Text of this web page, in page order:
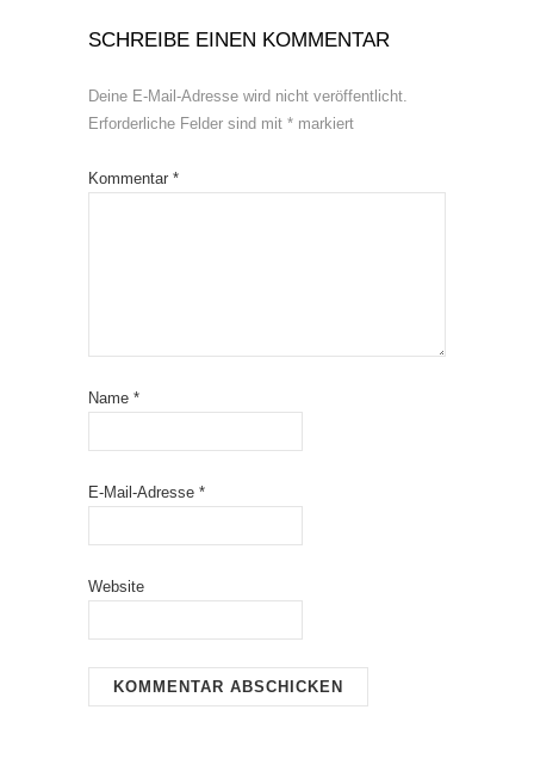
SCHREIBE EINEN KOMMENTAR
Deine E-Mail-Adresse wird nicht veröffentlicht.
Erforderliche Felder sind mit * markiert
Kommentar *
Name *
E-Mail-Adresse *
Website